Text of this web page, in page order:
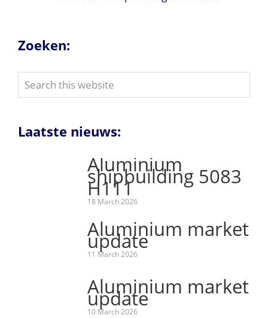
Zoeken:
Search
this
Laatste nieuws:
Aluminium
shipbuilding 5083
H111
18 March 2026
Aluminium market
update
11 March 2026
Aluminium market
update
10 March 2026